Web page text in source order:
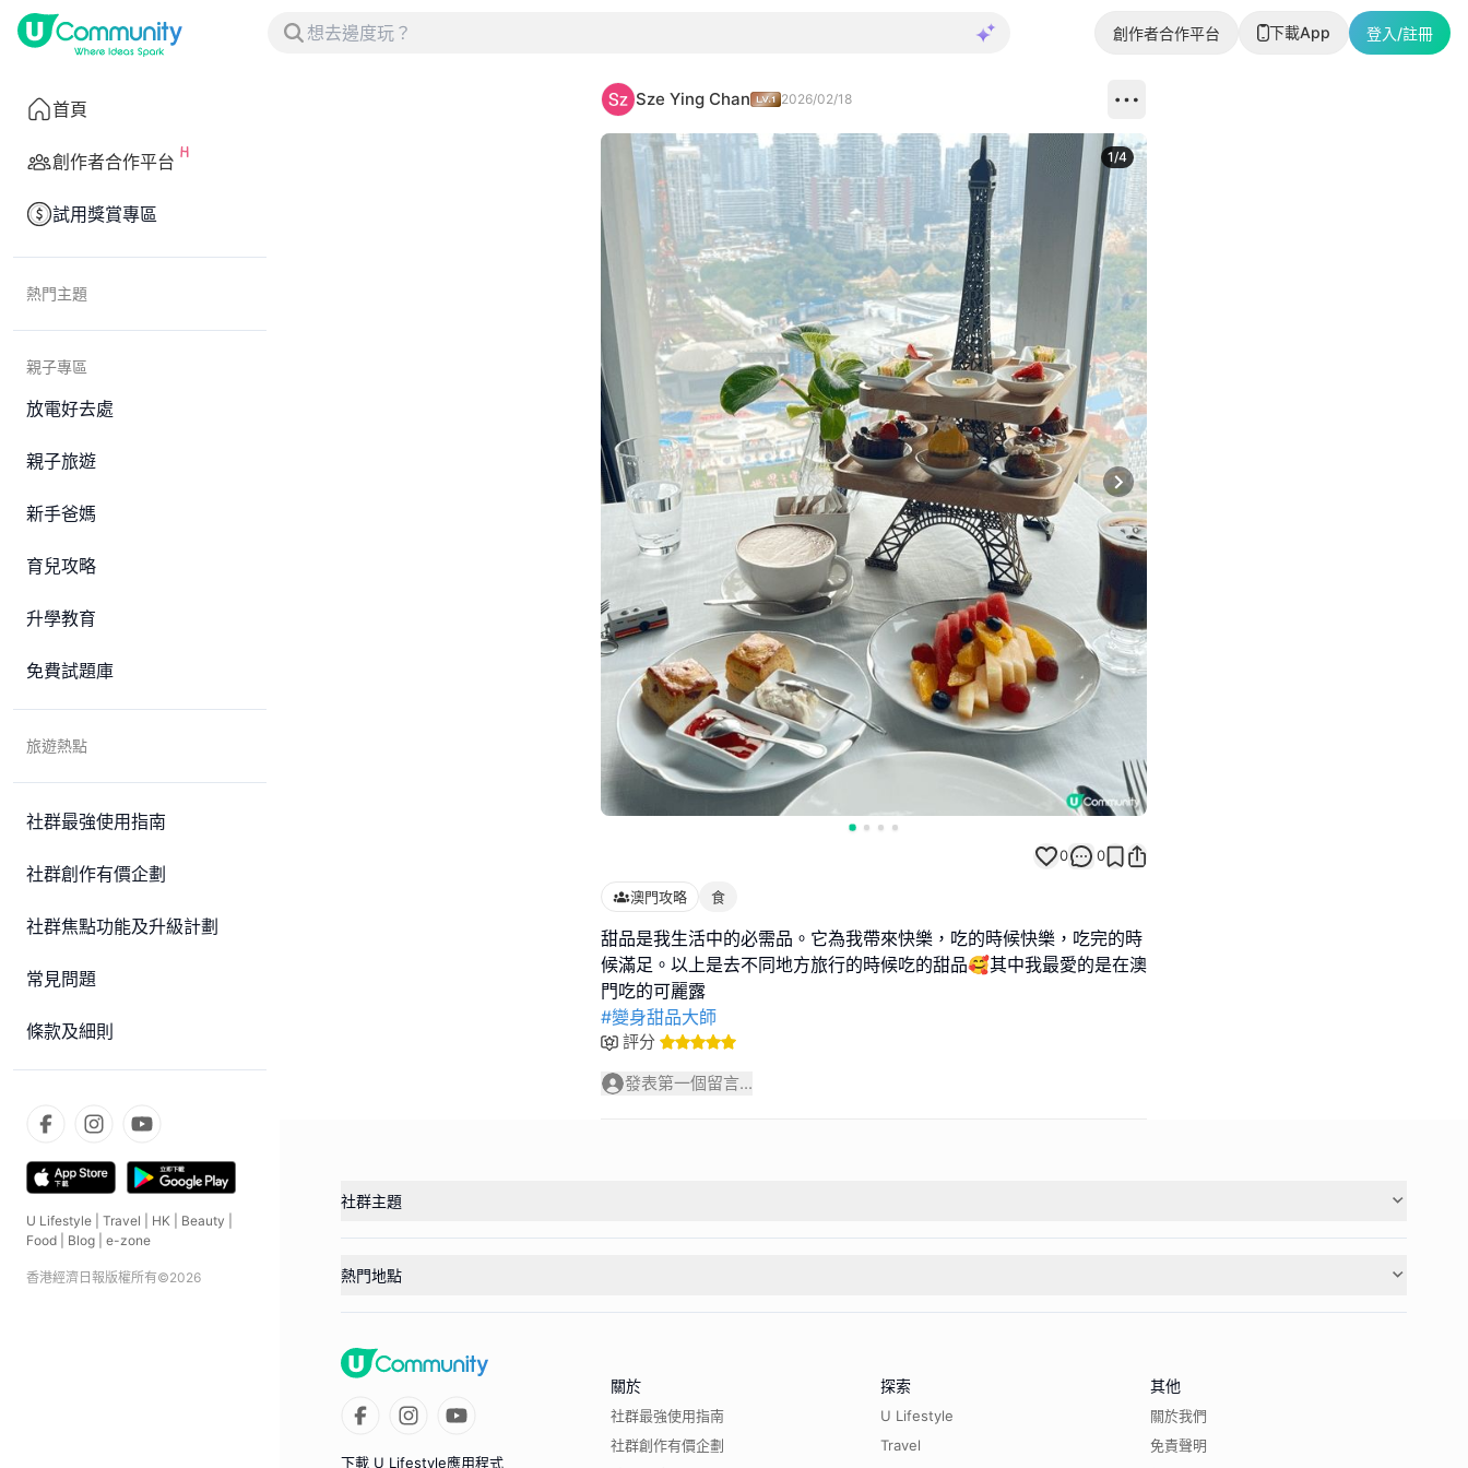
創作者合作平台 下載App 登入/註冊
首頁
創作者合作平台
試用獎賞專區
熱門主題
親子專區
放電好去處
親子旅遊
新手爸媽
育兒攻略
升學教育
免費試題庫
旅遊熱點
社群最強使用指南
社群創作有價企劃
社群焦點功能及升級計劃
常見問題
條款及細則
U Lifestyle Travel HK Beauty
Food
Blog e-zone
香港經濟日報版權所有©2026
Sze Ying Chan 2026/02/18
Next slide
1/4
0 0
澳門攻略 食
甜品是我生活中的必需品。它為我帶來快樂，吃的時候快樂，吃完的時
候滿足。以上是去不同地方旅行的時候吃的甜品🥰其中我最愛的是在澳
#變身甜品大師
評分
發表第一個留言...
社群主題
熱門地點
下載 U Lifestyle應用程式
關於
社群最強使用指南
社群創作有價企劃
探索
U Lifestyle
Travel
其他
關於我們
免責聲明